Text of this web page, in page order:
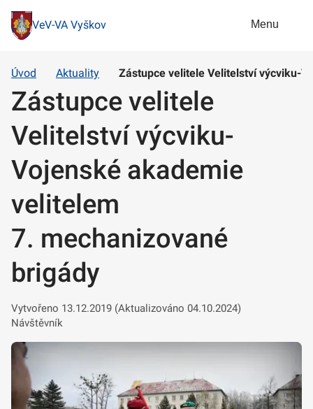
VeV-VA Vyškov Menu
Úvod Aktuality Zástupce velitele Velitelství výcviku-
Zástupce velitele
Velitelství výcviku-
Vojenské akademie
velitelem
7. mechanizované
brigády
Vytvořeno 13.12.2019 (Aktualizováno 04.10.2024)
Návštěvník